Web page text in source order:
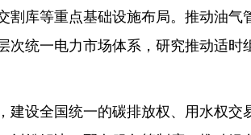
库等重点基础设施布局。推动油
统一电力市场体系，研究推动适
建设全国统一的碳排放权、用水权